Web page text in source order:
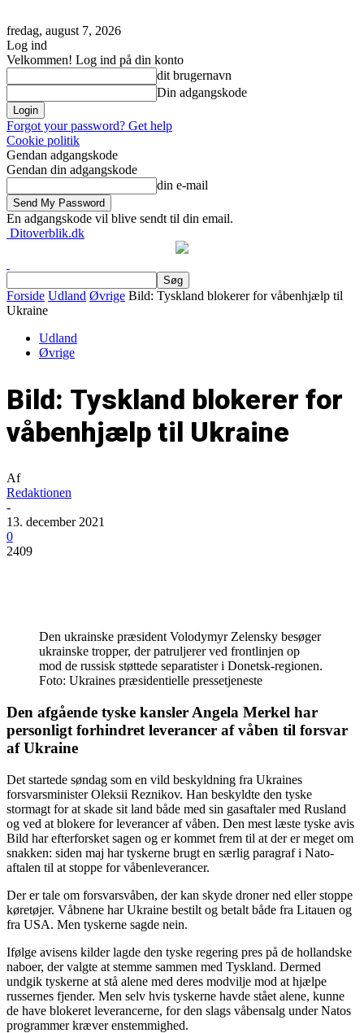
fredag, august 7, 2026
Log ind
Velkommen! Log ind på din konto
dit brugernavn
Din adgangskode
Forgot your password? Get help
Cookie politik
Gendan adgangskode
Gendan din adgangskode
din e-mail
En adgangskode vil blive sendt til din email.
Ditoverblik.dk
Forside Udland Øvrige Bild: Tyskland blokerer for våbenhjælp til
Ukraine
Udland
Øvrige
Bild: Tyskland blokerer for
våbenhjælp til Ukraine
Af
Redaktionen
-
13. december 2021
0
2409
Den ukrainske præsident Volodymyr Zelensky besøger
ukrainske tropper, der patruljerer ved frontlinjen op
mod de russisk støttede separatister i Donetsk-regionen.
Foto: Ukraines præsidentielle pressetjeneste
Den afgående tyske kansler Angela Merkel har
personligt forhindret leverancer af våben til forsvar
af Ukraine
Det startede søndag som en vild beskyldning fra Ukraines
forsvarsminister Oleksii Reznikov. Han beskyldte den tyske
stormagt for at skade sit land både med sin gasaftaler med Rusland
og ved at blokere for leverancer af våben. Den mest læste tyske avis
Bild har efterforsket sagen og er kommet frem til at der er meget om
snakken: siden maj har tyskerne brugt en særlig paragraf i Nato-
aftalen til at stoppe for våbenleverancer.
Der er tale om forsvarsvåben, der kan skyde droner ned eller stoppe
køretøjer. Våbnene har Ukraine bestilt og betalt både fra Litauen og
fra USA. Men tyskerne sagde nein.
Ifølge avisens kilder lagde den tyske regering pres på de hollandske
naboer, der valgte at stemme sammen med Tyskland. Dermed
undgik tyskerne at stå alene med deres modvilje mod at hjælpe
russernes fjender. Men selv hvis tyskerne havde stået alene, kunne
de have blokeret leverancerne, for den slags våbensalg under Natos
programmer kræver enstemmighed.